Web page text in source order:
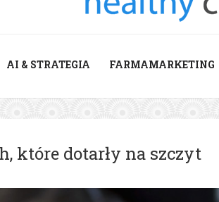
AI & STRATEGIA FARMAMARKETING
które dotarły na szczyt